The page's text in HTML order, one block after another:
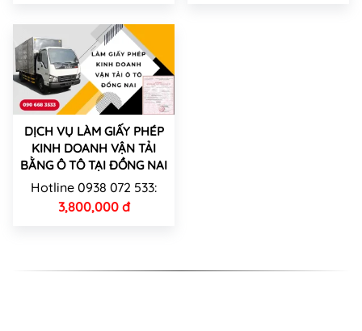
DỊCH VỤ LÀM GIẤY PHÉP
KINH DOANH VẬN TẢI
BẰNG Ô TÔ TẠI ĐỒNG NAI
Hotline 0938 072 533:
3,800,000 đ